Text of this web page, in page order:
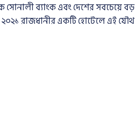
সোনালী ব্যাংক এবং দেশের সবচেয়ে
২০২১ রাজধানীর একটি হোটেলে এই